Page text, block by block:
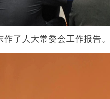
了人大常委会工作报告。